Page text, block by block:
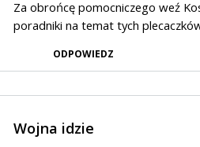
Za obrońcę pomocniczego weź
poradniki na temat tych
ODPOWIEDZ
Wojna idzie